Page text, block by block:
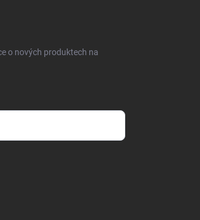
o nových produktech na